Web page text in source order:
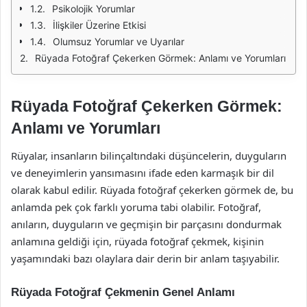
Psikolojik Yorumlar
İlişkiler Üzerine Etkisi
Olumsuz Yorumlar ve Uyarılar
Rüyada Fotoğraf Çekerken Görmek: Anlamı ve Yorumları
Rüyada Fotoğraf Çekerken Görmek:
Anlamı ve Yorumları
Rüyalar, insanların bilinçaltındaki düşüncelerin, duyguların
ve deneyimlerin yansımasını ifade eden karmaşık bir dil
olarak kabul edilir. Rüyada fotoğraf çekerken görmek de, bu
anlamda pek çok farklı yoruma tabi olabilir. Fotoğraf,
anıların, duyguların ve geçmişin bir parçasını dondurmak
anlamına geldiği için, rüyada fotoğraf çekmek, kişinin
yaşamındaki bazı olaylara dair derin bir anlam taşıyabilir.
Rüyada Fotoğraf Çekmenin Genel Anlamı